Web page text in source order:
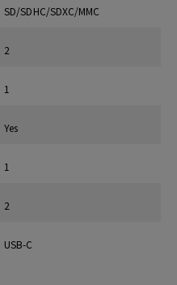
SD/SDHC/SDXC/MMC
2
1
Yes
1
2
USB-C